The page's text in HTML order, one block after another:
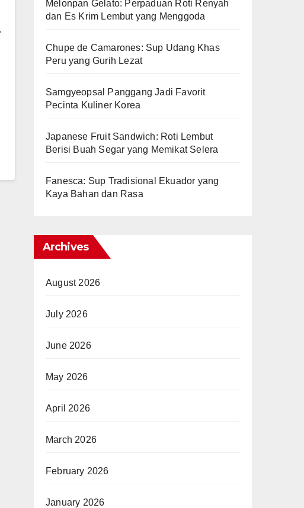
Melonpan Gelato: Perpaduan Roti Renyah
dan Es Krim Lembut yang Menggoda
Chupe de Camarones: Sup Udang Khas
Peru yang Gurih Lezat
Samgyeopsal Panggang Jadi Favorit
Pecinta Kuliner Korea
Japanese Fruit Sandwich: Roti Lembut
Berisi Buah Segar yang Memikat Selera
Fanesca: Sup Tradisional Ekuador yang
Kaya Bahan dan Rasa
Archives
August 2026
July 2026
June 2026
May 2026
April 2026
March 2026
February 2026
January 2026